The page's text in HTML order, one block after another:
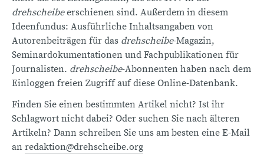
drehscheibeerschienen sind. Außerdem in diesem
Ideenfundus: Ausführliche Inhaltsangaben von
Autorenbeiträgen für das drehscheibe-Magazin,
Seminardokumentationen und Fachpublikationen für
Journalisten. drehscheibe-Abonnenten haben nach dem
Einloggen freien Zugriff auf diese Online-Datenbank.
Finden Sie einen bestimmten Artikel nicht? Ist ihr
Schlagwort nicht dabei? Oder suchen Sie nach älteren
Artikeln? Dann schreiben Sie uns am besten eine E-Mail
an redaktion@drehscheibe.org